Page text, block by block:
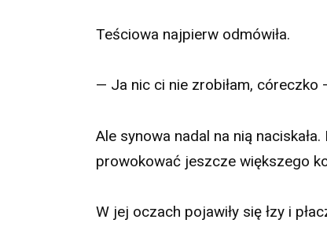
Teściowa najpierw odmówiła.
— Ja nic ci nie zrobiłam, córeczko
Ale synowa nadal na nią
prowokować jeszcze większego
W jej oczach pojawiły się łzy i